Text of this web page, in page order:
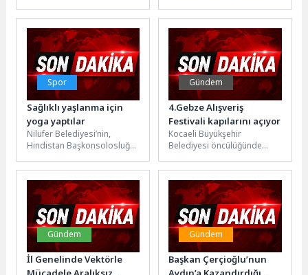
söndürüldü....
noktalarından biri olan
Heykel Ünlü Cadde’de...
Spor
Sağlıklı yaşlanma için
yoga yaptılar
Nilüfer Belediyesi’nin,
Hindistan Başkonsolosluğu
Yoga Günü” dolayısıyla
düzenlediği etkinlik yoga
meraklılarını bir...
Gündem
4.Gebze Alışveriş
Festivali kapılarını açıyor
Kocaeli Büyükşehir
Belediyesi öncülüğünde
Festivali’nin Gebze ayağı
başlıyor. Giyimden
ayakkabıya, ev tekstilinden
kırtasiyeye...
Gündem
İl Genelinde Vektörle
Gündem
Başkan Çerçioğlu’nun